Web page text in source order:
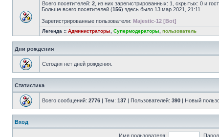
Всего посетителей: 2 , из них зарегистрированных: 1, скрытых: 0 и
Больше всего посетителей (156) здесь было 13 мар 2021, 21:11
Зарегистрированные пользователи: Majestic-12 [Bot]
Легенда :: Администраторы Супермодераторы пользователь
Дни рождения
Сегодня нет дней рождения.
Статистика
Всего сообщений: 2776 | Тем: 137 | Пользователей: 390 | Новый
Вход
Имя пользователя: